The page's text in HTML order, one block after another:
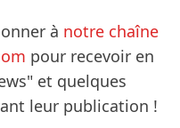
à notre chaîne
pour recevoir en
et quelques
leur publication !